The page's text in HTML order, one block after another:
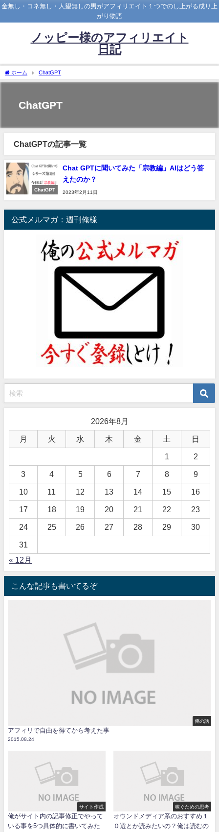
金無し・コネ無し・人望無しの男がアフィリエイト１つでのし上がる成り上
がり物語
ノッピー様のアフィリエイト
日記
ホーム ChatGPT
ChatGPT
ChatGPTの記事一覧
ChatGPT
Chat GPTに聞いてみた「宗教編」AIはどう答
えたのか？
2023年2月11日
公式メルマガ：週刊俺様
2026年8月
月 火 水 木 金 土 日
1 2
3 4 5 6 7 8 9
10 11 12 13 14 15 16
17 18 19 20 21 22 23
24 25 26 27 28 29 30
31
« 12月
こんな記事も書いてるぞ
俺の話
アフィリで自由を得てから考えた事
2015.08.24
サイト作成
俺がサイト内の記事修正でやって
いる事を5つ具体的に書いてみた
稼ぐための思考
オウンドメディア系のおすすめ１
０選とか読みたいの？俺は読むの